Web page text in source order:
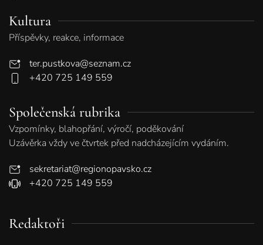
Kultura
Příspěvky, reakce, informace
ter.pustkova@seznam.cz
+420 725 149 559
Společenská rubrika
Vzpomínky, blahopřání, výročí, poděkování
Uzávěrka vždy ve čtvrtek před nadcházejícím vydáním.
sekretariat@regionopavsko.cz
+420 725 149 559
Redaktoři